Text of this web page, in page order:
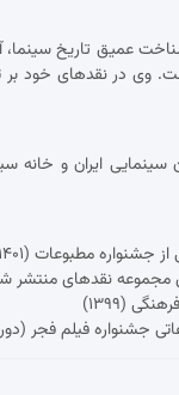
عمیق تاریخ
در نقدهای خود بر
ایران و
مطبوعات (۱۴۰۱)
نقدهای منتشر شده
(۱۳۹۹)
جشنواره فیلم فجر